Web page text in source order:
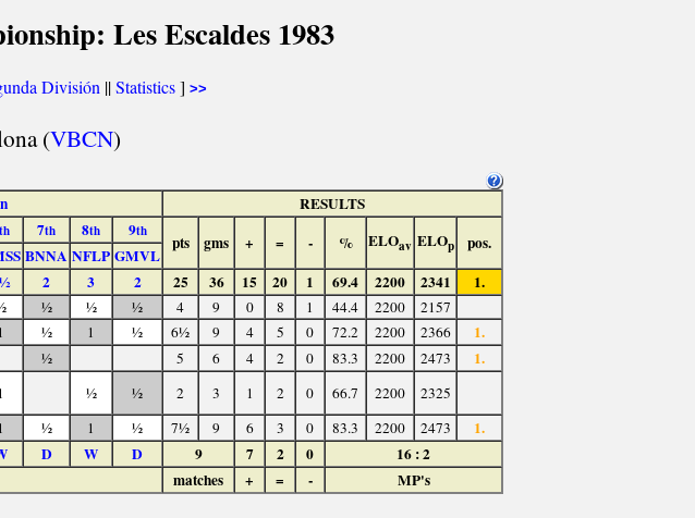
Les Escaldes 1983
División ||Statistics] >>
(VBCN)
RESULTS
th 7th 8th 9th
pts gms + = - % ELOav ELOp pos.
BNNA NFLP GMVL
2 3 2 25 36 15 20 1 69.4 2200 2341 1.
½ ½ ½ 4 9 0 8 1 44.4 2200
2157
1 ½ 1 ½ 6½ 9 4 5 0 72.2 2200 2366 1.
½ 5 6 4 2 0 83.3 2200 2473 1.
½ ½ 2 3 1 2 0 66.7 2200
2325
1 ½ 1 ½ 7½ 9 6 3 0 83.3 2200 2473
1.
D W D 9 7 2 0
16 : 2
matches + = - MP's